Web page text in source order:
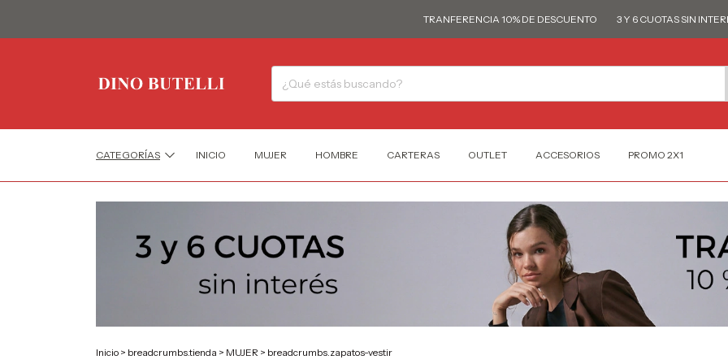
TRANFERENCIA 10% DE DESCUENTO 3 Y 6 CUOTAS SIN INTERÉS
CATEGORÍAS INICIO MUJER HOMBRE CARTERAS OUTLET ACCESORIOS PROMO 2X1
Inicio > breadcrumbs.tienda > MUJER > breadcrumbs.zapatos-vestir